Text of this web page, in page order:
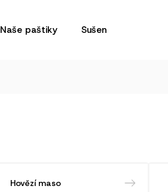
Naše paštiky Sušené maso
Hovězí maso